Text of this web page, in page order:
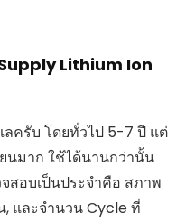
Lithium Ion
ครับ โดยทั่วไป 5-7 ปี แต่
นมาก ใช้ได้นานกว่านั้น
สอบเป็นประจำคือ สภาพ
และจำนวน Cycle ที่